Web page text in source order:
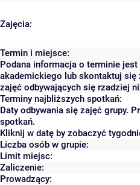
Zajęcia:
Termin i miejsce:
Podana informacja o terminie
akademickiego lub skontaktuj się
zajęć odbywających się rzadziej
Terminy najbliższych spotkań:
Daty odbywania się zajęć grupy.
spotkań.
Kliknij w datę by zobaczyć
Liczba osób w grupie:
Limit miejsc:
Zaliczenie:
Prowadzący: